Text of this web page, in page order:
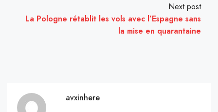
Next post
La Pologne rétablit les vols avec l’Espagne sans
la mise en quarantaine
avxinhere